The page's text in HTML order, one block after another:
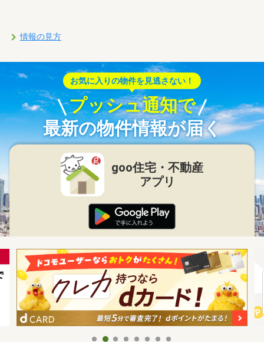
情報の見方
お気に入りの物件を見逃さない！
プッシュ通知で
最新の物件情報が届く
goo住宅・不動産
アプリ